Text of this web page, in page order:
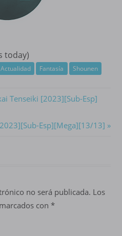
today)
Fantasía Shounen
Tenseiki [2023][Sub-Esp]
Esp][Mega][13/13]
no será publicada. Los
con *